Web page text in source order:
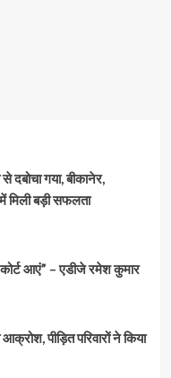
गया, बीकानेर,
मिली बड़ी सफलता
कोर्ट आएं” – एडीजे रमेश कुमार
पीड़ित परिवारों ने किया